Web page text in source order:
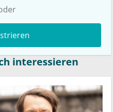
interessieren